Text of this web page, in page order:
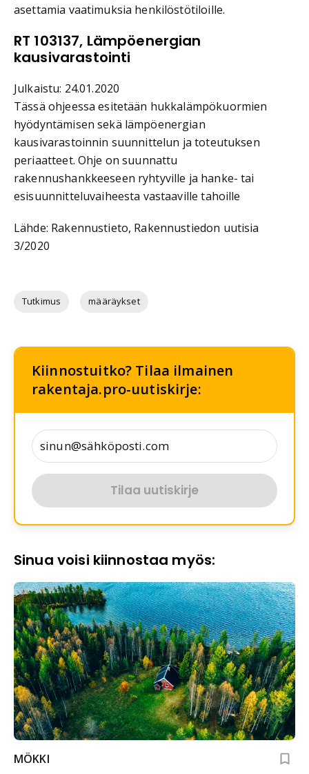
asettamia vaatimuksia henkilöstötiloille.
RT 103137, Lämpöenergian
kausivarastointi
Julkaistu: 24.01.2020
Tässä ohjeessa esitetään hukkalämpökuormien
hyödyntämisen sekä lämpöenergian
kausivarastoinnin suunnittelun ja toteutuksen
periaatteet. Ohje on suunnattu
rakennushankkeeseen ryhtyville ja hanke- tai
esisuunnitteluvaiheesta vastaaville tahoille
Lähde: Rakennustieto, Rakennustiedon uutisia
3/2020
Tutkimus määräykset
Kiinnostuitko? Tilaa ilmainen
rakentaja.pro-uutiskirje:
Tilaa uutiskirje
Sinua voisi kiinnostaa myös:
MÖKKI